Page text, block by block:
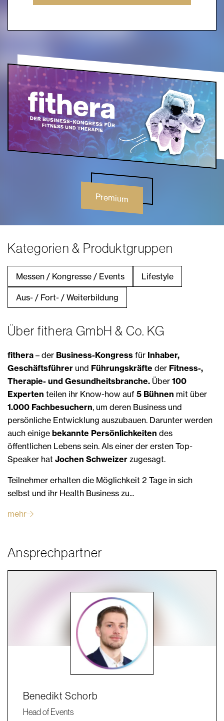
Premium
Kategorien & Produktgruppen
Messen / Kongresse / Events Lifestyle
Aus- / Fort- / Weiterbildung
Über fithera GmbH & Co. KG
fithera – der Business-Kongress für Inhaber,
Geschäftsführer und Führungskräfte der Fitness-,
Therapie- und Gesundheitsbranche. Über 100
Experten teilen ihr Know-how auf 5 Bühnen mit über
1.000 Fachbesuchern, um deren Business und
persönliche Entwicklung auszubauen. Darunter werden
auch einige bekannte Persönlichkeiten des
öffentlichen Lebens sein. Als einer der ersten Top-
Speaker hat Jochen Schweizer zugesagt.
Teilnehmer erhalten die Möglichkeit 2 Tage in sich
selbst und ihr Health Business zu...
mehr
Ansprechpartner
Benedikt Schorb
Head of Events